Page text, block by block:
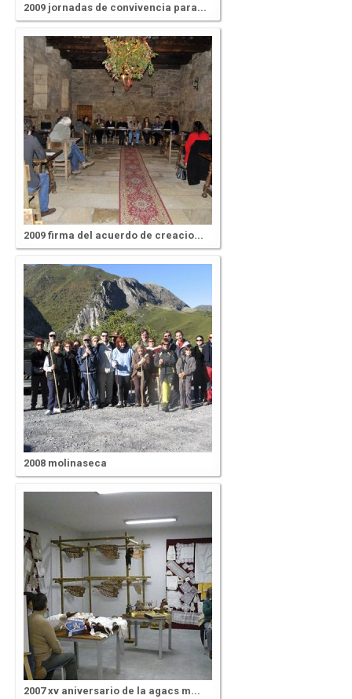
2009 jornadas de convivencia para...
2009 firma del acuerdo de creacio...
2008 molinaseca
2007 xv aniversario de la agacs m...